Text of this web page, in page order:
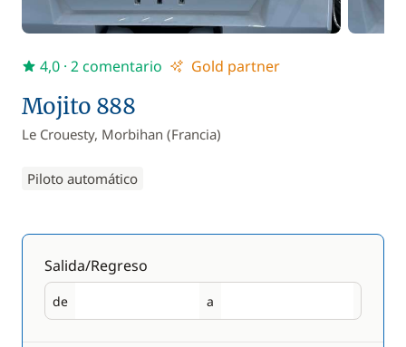
Mojito 888
Le Crouesty, Morbihan (Francia)
Piloto automático
4,0 · 2 comentario Gold partner
Salida/Regreso
de
Salida a
Regreso